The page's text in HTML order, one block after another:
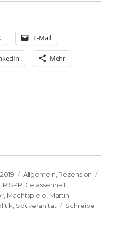
E-Mail
Mehr
Kategorien
Allgemein Rezension
Gelassenheit
Machtspiele Martin
Souveränität
Schreibe